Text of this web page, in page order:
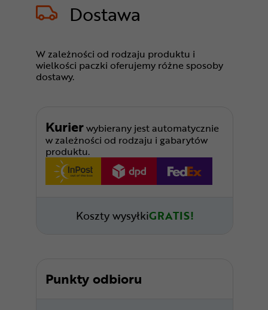
Dostawa
W zależności od rodzaju produktu i
wielkości paczki oferujemy różne sposoby
dostawy.
Kurierwybierany jest automatycznie
w zależności od rodzaju i gabarytów
produktu.
Koszty wysyłkiGRATIS!
Punkty odbioru